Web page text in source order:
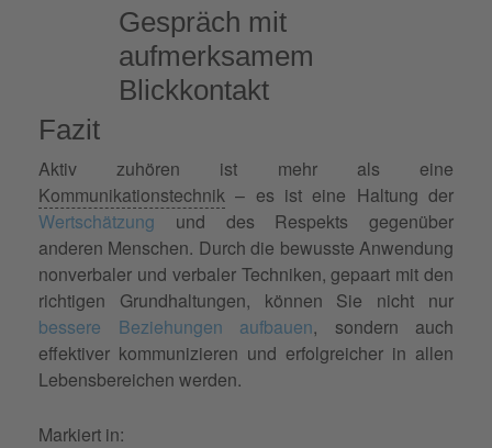
Fazit
Aktiv zuhören ist mehr als eine
Kommunikationstechnik – es ist eine Haltung der
Wertschätzung und des Respekts gegenüber
anderen Menschen. Durch die bewusste Anwendung
nonverbaler und verbaler Techniken, gepaart mit den
richtigen Grundhaltungen, können Sie nicht nur
bessere Beziehungen aufbauen, sondern auch
effektiver kommunizieren und erfolgreicher in allen
Lebensbereichen werden.
Markiert in: